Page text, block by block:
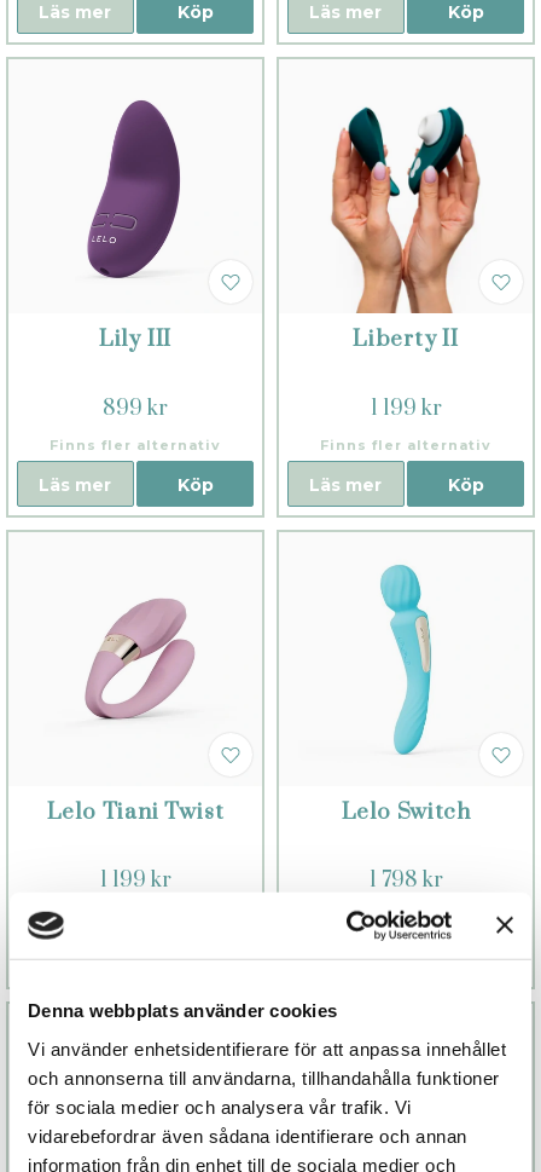
Denna webbplats använder cookies
Vi använder enhetsidentifierare för att anpassa innehållet
och annonserna till användarna, tillhandahålla funktioner
för sociala medier och analysera vår trafik. Vi
vidarebefordrar även sådana identifierare och annan
information från din enhet till de sociala medier och
Köp
Läs mer Köp
Läs mer
Lily III
899 kr
Finns fler alternativ
Köp
Läs mer
Liberty II
1 199 kr
Finns fler alternativ
Köp
Läs mer
Lelo Tiani Twist
1 199 kr
Finns fler alternativ
Köp
Läs mer
Lelo Switch
1 798 kr
Finns fler alternativ
Köp
Läs mer